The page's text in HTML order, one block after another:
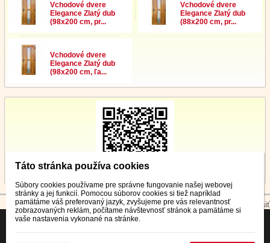
Vchodové dvere
Elegance Zlatý dub
(98x200 cm, pr...
Vchodové dvere
Elegance Zlatý dub
(88x200 cm, pr...
Vchodové dvere
Elegance Zlatý dub
(98x200 cm, ľa...
© 2026 WEXBO |www.wexbo.com| Prihlásiť
Táto stránka používa cookies
Súbory cookies používame pre správne fungovanie našej webovej
stránky a jej funkcií. Pomocou súborov cookies si tiež napríklad
pamätáme váš preferovaný jazyk, zvyšujeme pre vás relevantnosť
zobrazovaných reklám, počítame návštevnosť stránok a pamätáme si
vaše nastavenia vykonané na stránke.